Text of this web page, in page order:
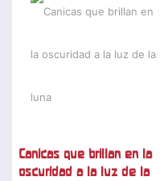
Canicas que brillan en la
oscuridad a la luz de la